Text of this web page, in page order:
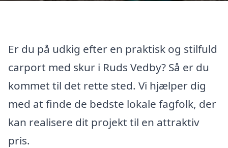
Er du på udkig efter en praktisk og stilfuld
carport med skur i Ruds Vedby? Så er du
kommet til det rette sted. Vi hjælper dig
med at finde de bedste lokale fagfolk, der
kan realisere dit projekt til en attraktiv
pris.